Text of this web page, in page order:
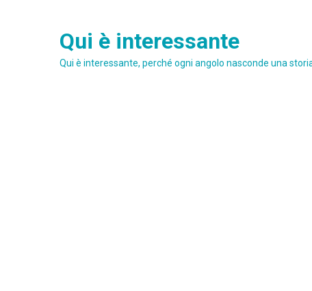
Qui è interessante
Qui è interessante, perché ogni angolo nasconde una